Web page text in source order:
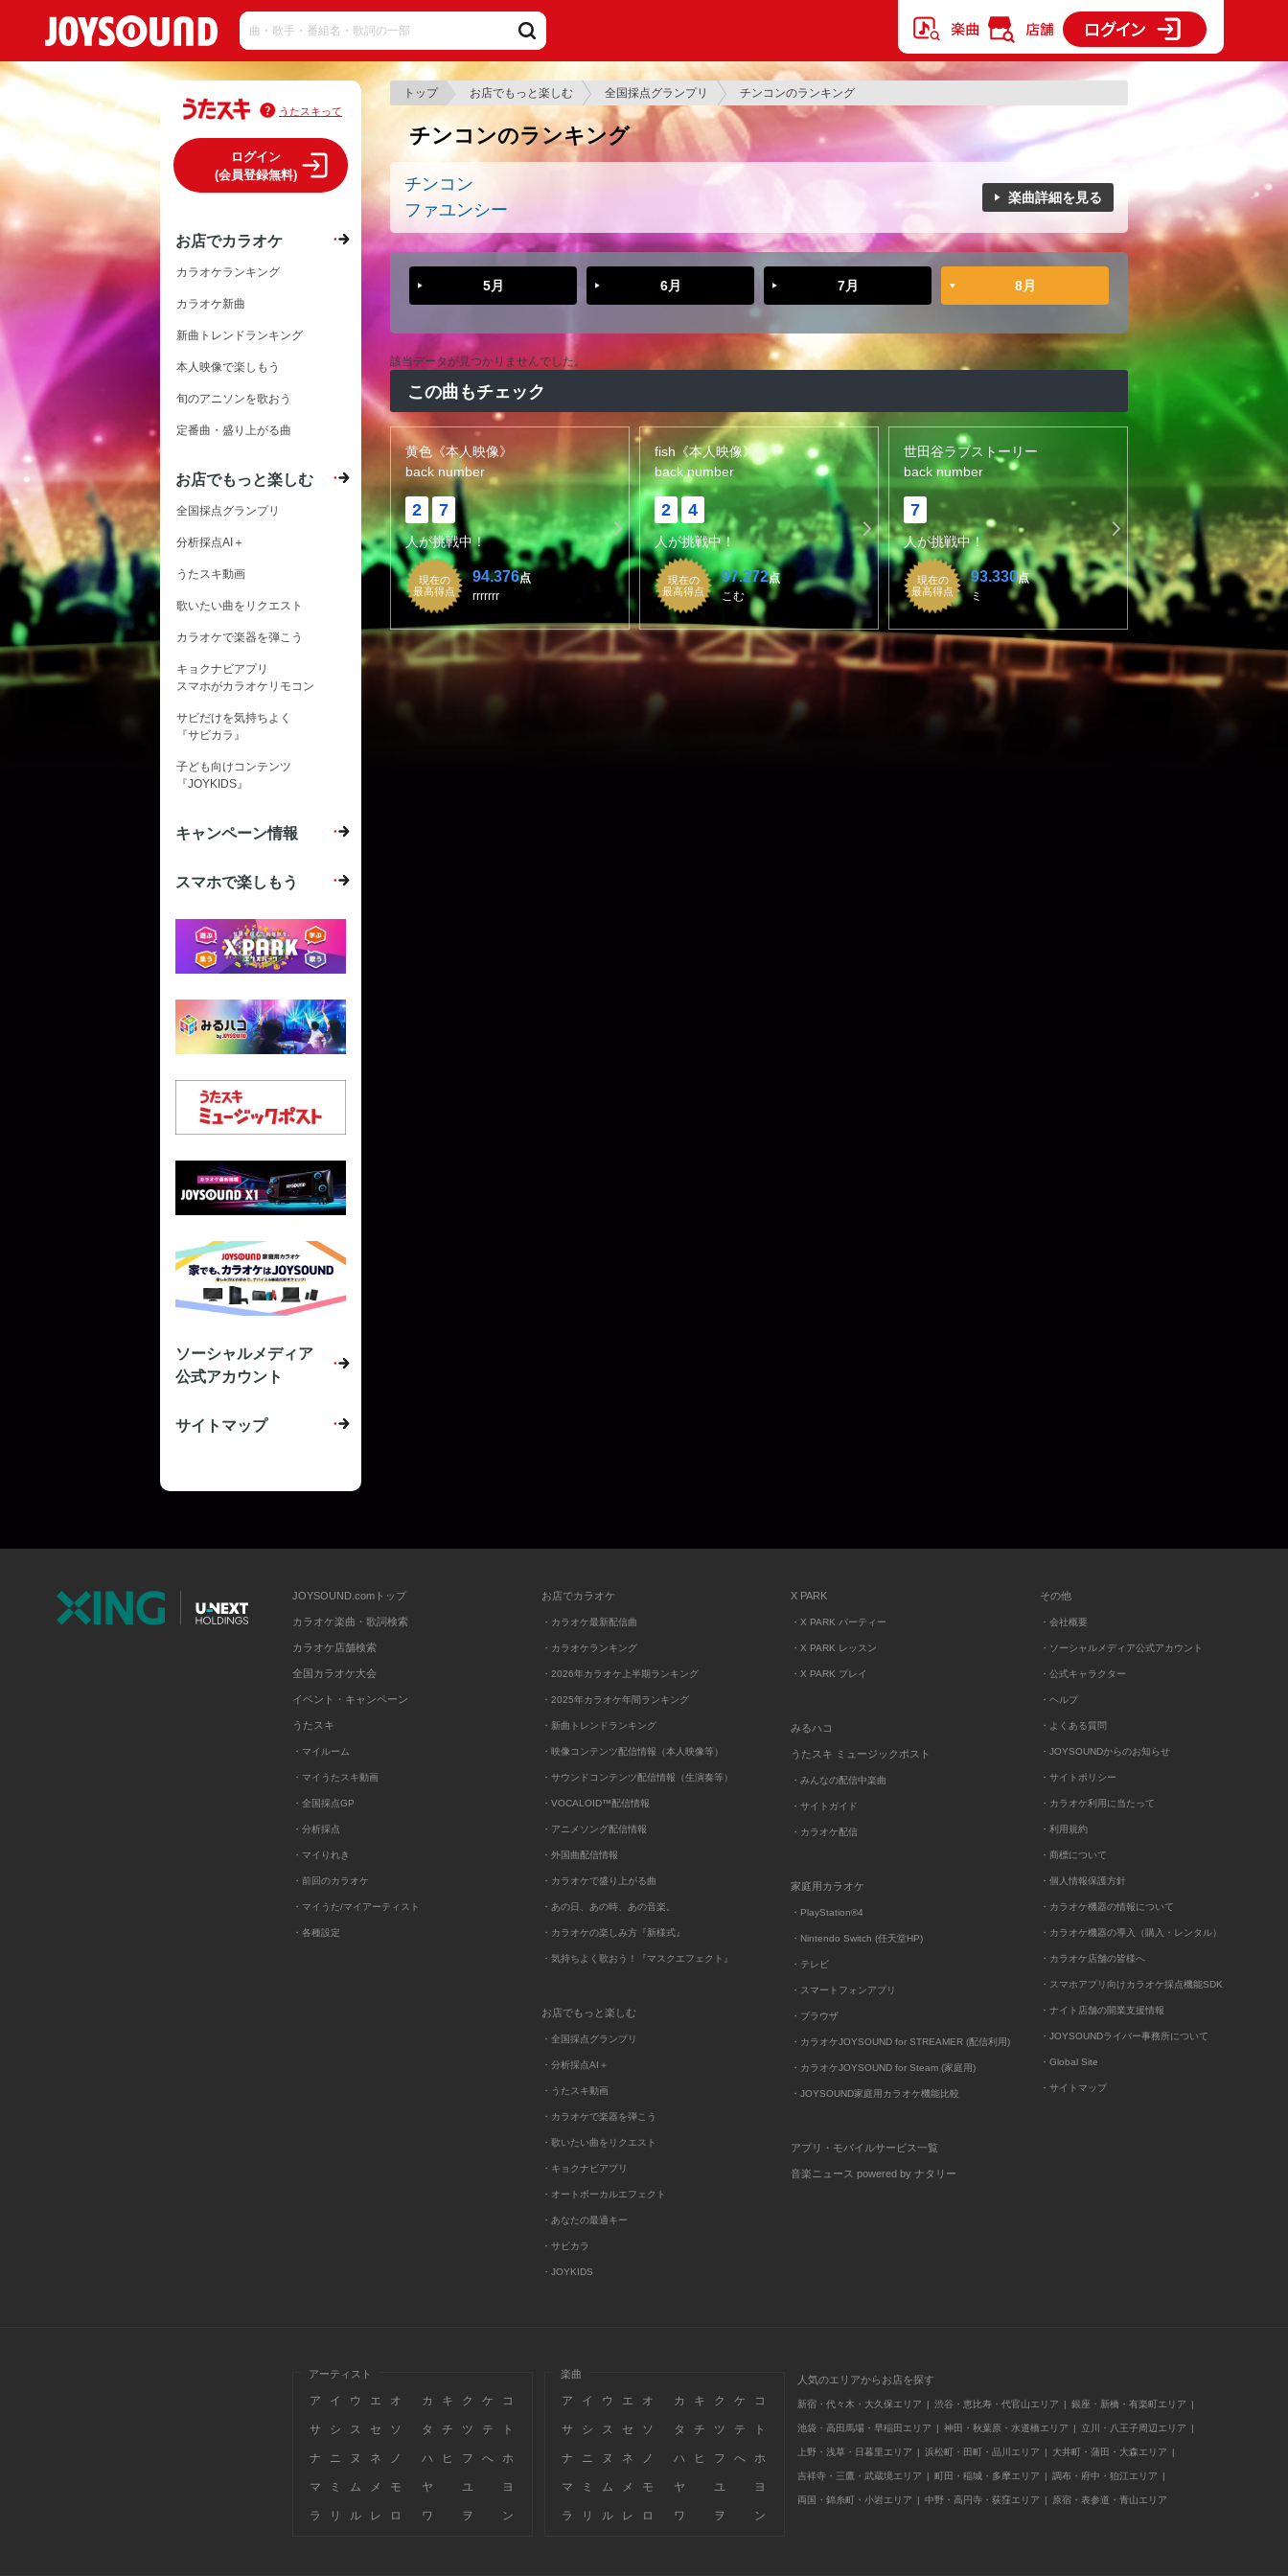
トップ お店でもっと楽しむ 全国採点グランプリ チンコンのランキング
チンコンのランキング
チンコン
ファユンシー
楽曲詳細を見る
5月 6月 7月 8月
該当データが見つかりませんでした。
この曲もチェック
黄色《本人映像》
back number
2 7
人が挑戦中！
現在の
最高得点
94.376点
rrrrrrr
fish《本人映像》
back number
2 4
人が挑戦中！
現在の
最高得点
97.272点
こむ
世田谷ラブストーリー
back number
7
人が挑戦中！
現在の
最高得点
93.330点
ミ
うたスキって
ログイン
(会員登録無料)
お店でカラオケ
カラオケランキング
カラオケ新曲
新曲トレンドランキング
本人映像で楽しもう
旬のアニソンを歌おう
定番曲・盛り上がる曲
お店でもっと楽しむ
全国採点グランプリ
分析採点AI＋
うたスキ動画
歌いたい曲をリクエスト
カラオケで楽器を弾こう
キョクナビアプリ
スマホがカラオケリモコン
サビだけを気持ちよく
『サビカラ』
子ども向けコンテンツ
『JOYKIDS』
キャンペーン情報
スマホで楽しもう
ソーシャルメディア
公式アカウント
サイトマップ
JOYSOUND.comトップ
カラオケ楽曲・歌詞検索
カラオケ店舗検索
全国カラオケ大会
イベント・キャンペーン
うたスキ
・マイルーム
・マイうたスキ動画
・全国採点GP
・分析採点
・マイりれき
・前回のカラオケ
・マイうた/マイアーティスト
・各種設定
お店でカラオケ
・カラオケ最新配信曲
・カラオケランキング
・2026年カラオケ上半期ランキング
・2025年カラオケ年間ランキング
・新曲トレンドランキング
・映像コンテンツ配信情報（本人映像等）
・サウンドコンテンツ配信情報（生演奏等）
・VOCALOID™配信情報
・アニメソング配信情報
・外国曲配信情報
・カラオケで盛り上がる曲
・あの日、あの時、あの音楽。
・カラオケの楽しみ方『新様式』
・気持ちよく歌おう！『マスクエフェクト』
お店でもっと楽しむ
・全国採点グランプリ
・分析採点AI＋
・うたスキ動画
・カラオケで楽器を弾こう
・歌いたい曲をリクエスト
・キョクナビアプリ
・オートボーカルエフェクト
・あなたの最適キー
・サビカラ
・JOYKIDS
X PARK
・X PARK パーティー
・X PARK レッスン
・X PARK プレイ
みるハコ
うたスキ ミュージックポスト
・みんなの配信中楽曲
・サイトガイド
・カラオケ配信
家庭用カラオケ
・PlayStation®4
・Nintendo Switch (任天堂HP)
・テレビ
・スマートフォンアプリ
・ブラウザ
・カラオケJOYSOUND for STREAMER (配信利用)
・カラオケJOYSOUND for Steam (家庭用)
・JOYSOUND家庭用カラオケ機能比較
アプリ・モバイルサービス一覧
音楽ニュース powered by ナタリー
その他
・会社概要
・ソーシャルメディア公式アカウント
・公式キャラクター
・ヘルプ
・よくある質問
・JOYSOUNDからのお知らせ
・サイトポリシー
・カラオケ利用に当たって
・利用規約
・商標について
・個人情報保護方針
・カラオケ機器の情報について
・カラオケ機器の導入（購入・レンタル）
・カラオケ店舗の皆様へ
・スマホアプリ向けカラオケ採点機能SDK
・ナイト店舗の開業支援情報
・JOYSOUNDライバー事務所について
・Global Site
・サイトマップ
アーティスト
ア イ ウ エ オ カ キ ク ケ コ
サ シ ス セ ソ タ チ ツ テ ト
ナ ニ ヌ ネ ノ ハ ヒ フ へ ホ
マ ミ ム メ モ ヤ ユ ヨ
ラ リ ル レ ロ ワ ヲ ン
楽曲
ア イ ウ エ オ カ キ ク ケ コ
サ シ ス セ ソ タ チ ツ テ ト
ナ ニ ヌ ネ ノ ハ ヒ フ へ ホ
マ ミ ム メ モ ヤ ユ ヨ
ラ リ ル レ ロ ワ ヲ ン
人気のエリアからお店を探す
新宿・代々木・大久保エリア 渋谷・恵比寿・代官山エリア 銀座・新橋・有楽町エリア
池袋・高田馬場・早稲田エリア 神田・秋葉原・水道橋エリア 立川・八王子周辺エリア
上野・浅草・日暮里エリア 浜松町・田町・品川エリア 大井町・蒲田・大森エリア
吉祥寺・三鷹・武蔵境エリア 町田・稲城・多摩エリア 調布・府中・狛江エリア
両国・錦糸町・小岩エリア 中野・高円寺・荻窪エリア 原宿・表参道・青山エリア